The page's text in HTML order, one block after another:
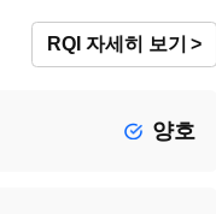
RQI 자세히 보기
양호